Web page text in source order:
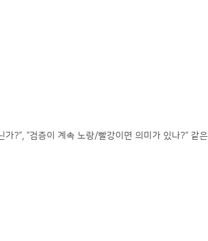
?”, “검증이 계속 노랑/빨강이면 의미가 있나?” 같은